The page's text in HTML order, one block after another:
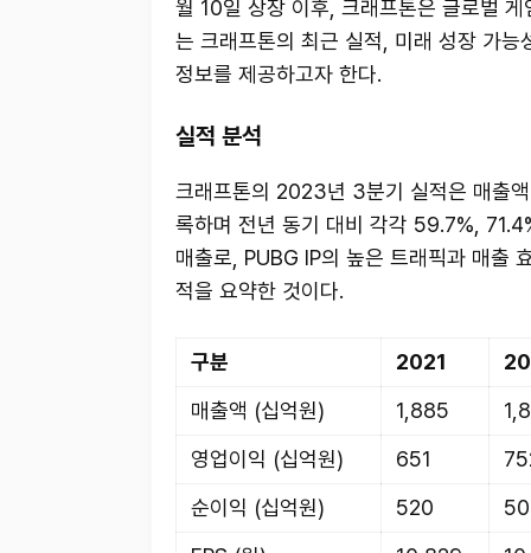
월 10일 상장 이후, 크래프톤은 글로벌
는 크래프톤의 최근 실적, 미래 성장 가
정보를 제공하고자 한다.
실적 분석
크래프톤의 2023년 3분기 실적은 매출
록하며 전년 동기 대비 각각 59.7%,
매출로, PUBG IP의 높은 트래픽과 매출
적을 요약한 것이다.
구분 2021
매출액 (십억원)
1,885
영업이익 (십억원)
651
순이익 (십억원)
520